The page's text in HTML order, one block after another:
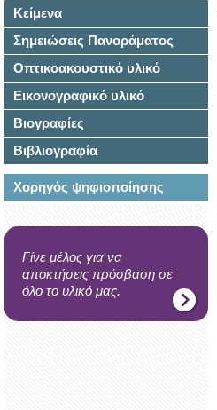
Κείμενα
Σημειώσεις Πανοράματος
Οπτικοακουστικό υλικό
Εικονογραφικό υλικό
Βιογραφίες
Βιβλιογραφία
Χορηγός ψηφιοποίησης
Γίνε μέλος για να
αποκτήσεις πρόσβαση σε
όλο το υλικό μας.